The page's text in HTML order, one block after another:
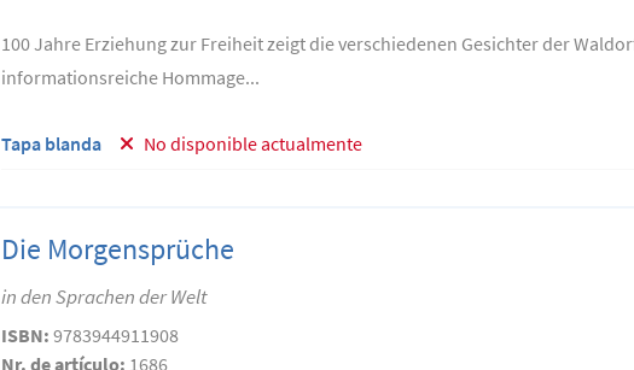
100 Jahre Erziehung zur Freiheit zeigt die verschiedenen Gesichter der
informationsreiche Hommage...
Tapa blanda No disponible actualmente
Die Morgensprüche
in den Sprachen der Welt
ISBN: 9783944911908
Nr. de artículo: 1686